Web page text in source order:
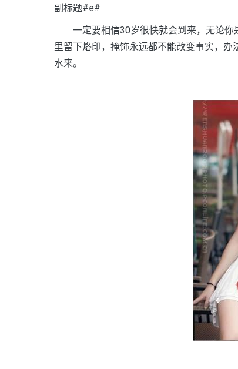
副标题#e#
一定要相信30岁很快就会到来，无论你
里留下烙印，掩饰永远都不能改变事实，
水来。